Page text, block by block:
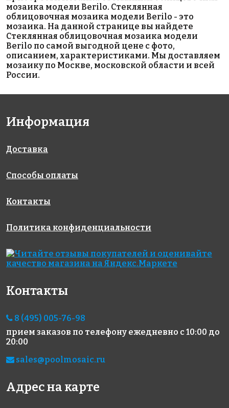
мозаика модели Berilo. Стеклянная
облицовочная мозаика модели Berilo - это
мозаика. На данной странице вы найдете
Стеклянная облицовочная мозаика модели
Berilo по самой выгодной цене с фото,
описанием, характеристиками. Мы доставляем
мозаику по Москве, московской области и всей
России.
Информация
Доставка
Способы оплаты
Контакты
Политика конфиденциальности
Контакты
8 (495) 005-76-98
прием заказов по телефону ежедневно с 10:00 до
20:00
sales@poolmosaic.ru
Адрес на карте